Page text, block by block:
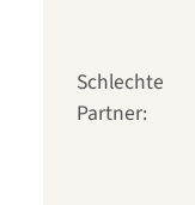
Schlechte
Partner: